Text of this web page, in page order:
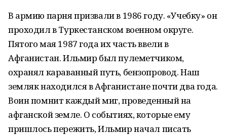
В армию парня призвали в 1986 году. «Учебку» он
проходил в Туркестанском военном округе.
Пятого мая 1987 года их часть ввели в
Афганистан. Ильмир был пулеметчиком,
охранял караванный путь, бензопровод. Наш
земляк находился в Афганистане почти два года.
Воин помнит каждый миг, проведенный на
афганской земле. О событиях, которые ему
пришлось пережить, Ильмир начал писать